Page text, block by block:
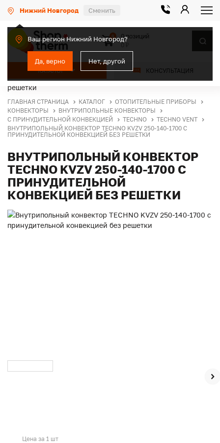
Нижний Новгород Сменить
Ваш регион Нижний Новгород?
Да, верно Нет, другой
КАТАЛОГ КОНСУЛЬТАЦИЯ
0
0 позиций
ГЛАВНАЯ СТРАНИЦА КАТАЛОГ
ОТОПИТЕЛЬНЫЕ ПРИБОРЫ
КОНВЕКТОРЫ
ВНУТРИПОЛЬНЫЕ КОНВЕКТОРЫ
С ПРИНУДИТЕЛЬНОЙ КОНВЕКЦИЕЙ
TECHNO
TECHNO VENT
ВНУТРИПОЛЬНЫЙ КОНВЕКТОР TECHNO KVZV 250-140-1700 С
ПРИНУДИТЕЛЬНОЙ КОНВЕКЦИЕЙ БЕЗ РЕШЕТКИ
ВНУТРИПОЛЬНЫЙ КОНВЕКТОР
TECHNO KVZV 250-140-1700 С
ПРИНУДИТЕЛЬНОЙ
КОНВЕКЦИЕЙ БЕЗ РЕШЕТКИ
Цена за 1 шт